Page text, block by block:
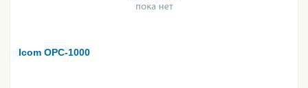
Icom OPC-1000